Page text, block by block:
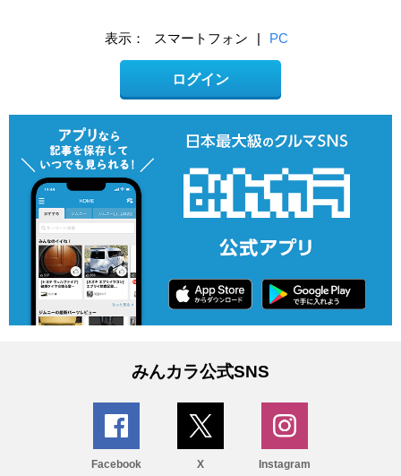
表示： スマートフォン | PC
ログイン
みんカラ公式SNS
Facebook X Instagram